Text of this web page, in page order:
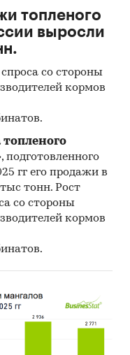
таможенной
и пр.
данных АИПР,
и
участников
тематики
и мониторингов
Bain, McKinsey,
Reuters,
топленого
выросли
со стороны
кормов
, подготовленного
гг его продажи в
тонн. Рост
со стороны
кормов